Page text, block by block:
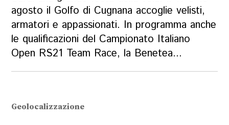
agosto il Golfo di Cugnana accoglie velisti,
armatori e appassionati. In programma anche
le qualificazioni del Campionato Italiano
Open RS21 Team Race, la Benetea...
Geolocalizzazione